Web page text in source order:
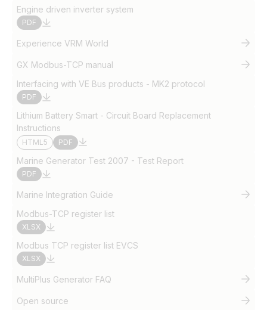
Engine driven inverter system
PDF
Experience VRM World
GX Modbus-TCP manual
Interfacing with VE Bus products - MK2 protocol
PDF
Lithium Battery Smart - Circuit Board Replacement
Instructions
HTML5 PDF
Marine Generator Test 2007 - Test Report
PDF
Marine Integration Guide
Modbus-TCP register list
XLSX
Modbus TCP register list EVCS
XLSX
MultiPlus Generator FAQ
Open source